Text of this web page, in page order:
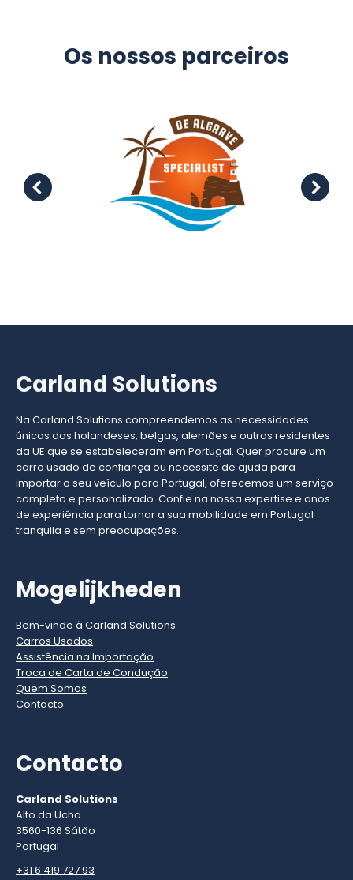
Os nossos parceiros
Carland Solutions
Na Carland Solutions compreendemos as necessidades
únicas dos holandeses, belgas, alemães e outros residentes
da UE que se estabeleceram em Portugal. Quer procure um
carro usado de confiança ou necessite de ajuda para
importar o seu veículo para Portugal, oferecemos um serviço
completo e personalizado. Confie na nossa expertise e anos
de experiência para tornar a sua mobilidade em Portugal
tranquila e sem preocupações.
Mogelijkheden
Bem-vindo à Carland Solutions
Carros Usados
Assistência na Importação
Troca de Carta de Condução
Quem Somos
Contacto
Contacto
Carland Solutions
Alto da Ucha
3560-136 Sátão
Portugal
+31 6 419 727 93